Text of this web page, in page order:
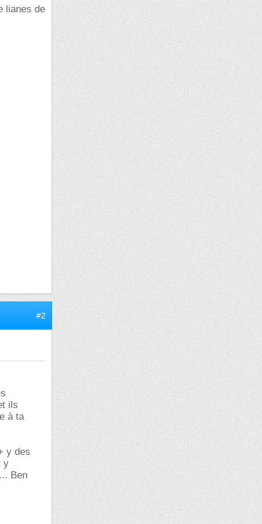
lianes de
#2
ils
à ta
y des
y
Ben